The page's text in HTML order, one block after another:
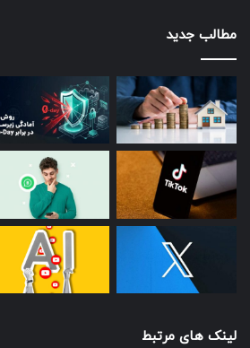
مطالب جدید
لینک های مرتبط